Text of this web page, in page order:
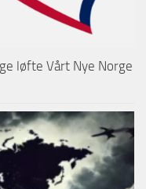
løfte Vårt Nye Norge